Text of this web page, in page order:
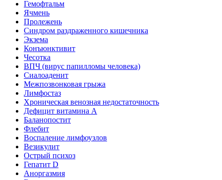
Гемофтальм
Ячмень
Пролежень
Синдром раздраженного кишечника
Экзема
Конъюнктивит
Чесотка
ВПЧ (вирус папилломы человека)
Сиалоаденит
Межпозвонковая грыжа
Лимфостаз
Хроническая венозная недостаточность
Дефицит витамина А
Баланопостит
Флебит
Воспаление лимфоузлов
Везикулит
Острый психоз
Гепатит D
Аноргазмия